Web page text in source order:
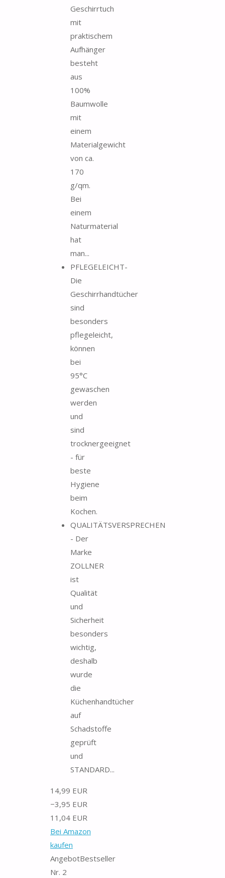
Geschirrtuch
mit
praktischem
Aufhänger
besteht
aus
100%
Baumwolle
mit
einem
Materialgewicht
von ca.
170
g/qm.
Bei
einem
Naturmaterial
hat
man...
PFLEGELEICHT-
Die
Geschirrhandtücher
sind
besonders
pflegeleicht,
können
bei
95°C
gewaschen
werden
und
sind
trocknergeeignet
- für
beste
Hygiene
beim
Kochen.
QUALITÄTSVERSPRECHEN
- Der
Marke
ZOLLNER
ist
Qualität
und
Sicherheit
besonders
wichtig,
deshalb
wurde
die
Küchenhandtücher
auf
Schadstoffe
geprüft
und
STANDARD...
14,99 EUR
−3,95 EUR
11,04 EUR
Bei Amazon
kaufen
AngebotBestseller
Nr. 2